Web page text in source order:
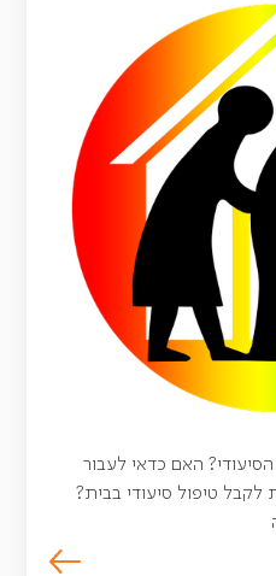
האם כדאי לעבור
טיפול סיעודי בבית?